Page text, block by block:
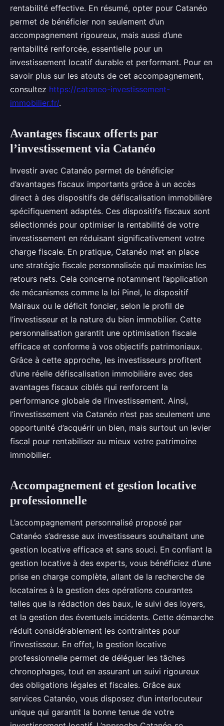
rentabilité effective. En résumé, opter pour Catanéo
permet de bénéficier non seulement d’un
accompagnement rigoureux, mais aussi d’une
rentabilité renforcée, essentielle pour un
investissement locatif durable et performant. Pour en
savoir plus sur les atouts de cet accompagnement,
consultez https://cataneo-investissement-
immobilier.fr/.
Avantages fiscaux offerts par
l’investissement via Catanéo
Investir avec Catanéo permet de bénéficier
d’avantages fiscaux importants grâce à un accès
direct à des dispositifs de défiscalisation immobilière
spécifiquement adaptés. Ces dispositifs fiscaux sont
sélectionnés pour optimiser la rentabilité de votre
investissement en réduisant significativement votre
charge fiscale. En pratique, Catanéo met en place
une stratégie fiscale personnalisée qui maximise les
retours nets. Cela concerne notamment l’application
de mécanismes comme la loi Pinel, le dispositif
Malraux ou le déficit foncier, selon le profil de
l’investisseur et la nature du bien immobilier. Cette
personnalisation garantit une optimisation fiscale
efficace et conforme à vos objectifs patrimoniaux.
Grâce à cette approche, les investisseurs profitent
d’une réelle défiscalisation immobilière avec des
avantages fiscaux ciblés qui renforcent la
performance globale de l’investissement. Ainsi,
l’investissement via Catanéo n’est pas seulement une
opportunité d’acquérir un bien, mais surtout un levier
fiscal pour rentabiliser au mieux votre patrimoine
immobilier.
Accompagnement et gestion locative
professionnelle
L’accompagnement personnalisé proposé par
Catanéo s’adresse aux investisseurs souhaitant une
gestion locative efficace et sans souci. En confiant la
gestion locative à des experts, vous bénéficiez d’une
prise en charge complète, allant de la recherche de
locataires à la gestion des opérations courantes
telles que la rédaction des baux, le suivi des loyers,
et la gestion des éventuels incidents. Cette démarche
réduit considérablement les contraintes pour
l’investisseur. En effet, la gestion locative
professionnelle permet de déléguer les tâches
chronophages, tout en assurant un suivi rigoureux
des obligations légales et fiscales. Grâce aux
services Catanéo, vous disposez d’un interlocuteur
unique qui garantit la bonne tenue de votre